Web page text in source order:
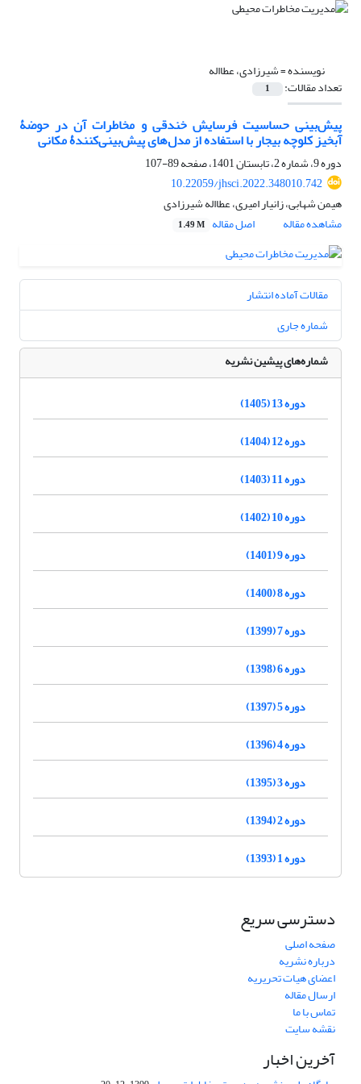
نویسنده =شیرزادی، عطااله
تعداد مقالات: 1
پیش‌بینی حساسیت فرسایش خندقی و مخاطرات آن در حوضۀ
آبخیز کلوچه بیجار با استفاده از مدل‌های پیش‌بینی‌کنندۀ مکانی
دوره 9، شماره 2، تابستان 1401، صفحه
89-107
10.22059/jhsci.2022.348010.742
هیمن شهابی، زانیار امیری، عطااله شیرزادی
مشاهده مقاله
اصل مقاله 1.49 M
مقالات آماده انتشار
شماره جاری
شماره‌های پیشین نشریه
دوره 13 (1405)
دوره 12 (1404)
دوره 11 (1403)
دوره 10 (1402)
دوره 9 (1401)
دوره 8 (1400)
دوره 7 (1399)
دوره 6 (1398)
دوره 5 (1397)
دوره 4 (1396)
دوره 3 (1395)
دوره 2 (1394)
دوره 1 (1393)
دسترسی سریع
صفحه اصلی
درباره نشریه
اعضای هیات تحریریه
ارسال مقاله
تماس با ما
نقشه سایت
آخرین اخبار